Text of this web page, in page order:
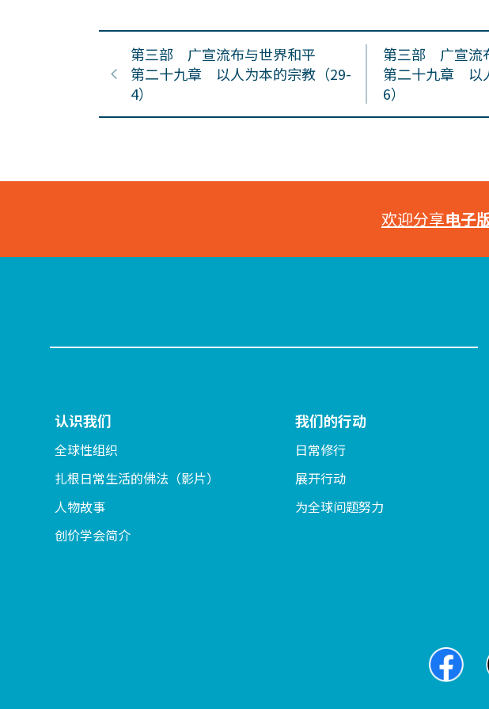
第三部 广宣流布与世界和平
第二十九章 以人为本的宗教（29-
4）
第三部 广宣流
第二十九章 以
6）
欢迎分享电子
认识我们
全球性组织
扎根日常生活的佛法（影片）
人物故事
创价学会简介
我们的行动
日常修行
展开行动
为全球问题努力